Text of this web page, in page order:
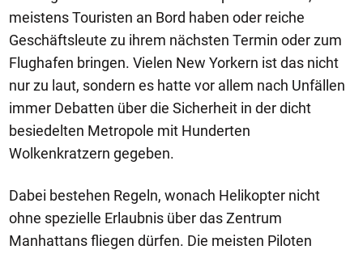
meistens Touristen an Bord haben oder reiche
Geschäftsleute zu ihrem nächsten Termin oder zum
Flughafen bringen. Vielen New Yorkern ist das nicht
nur zu laut, sondern es hatte vor allem nach Unfällen
immer Debatten über die Sicherheit in der dicht
besiedelten Metropole mit Hunderten
Wolkenkratzern gegeben.
Dabei bestehen Regeln, wonach Helikopter nicht
ohne spezielle Erlaubnis über das Zentrum
Manhattans fliegen dürfen. Die meisten Piloten